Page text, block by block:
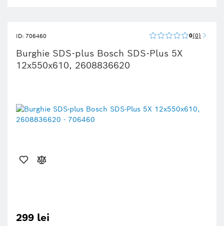
ID: 706460 0 0
Burghie SDS-plus Bosch SDS-Plus 5X
12x550x610, 2608836620
299 lei